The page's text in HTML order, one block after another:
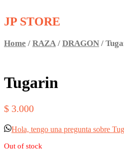
JP STORE
Home / RAZA / DRAGON /
Tugarin
$ 3.000
Hola, tengo una pregunta sobre
Out of stock